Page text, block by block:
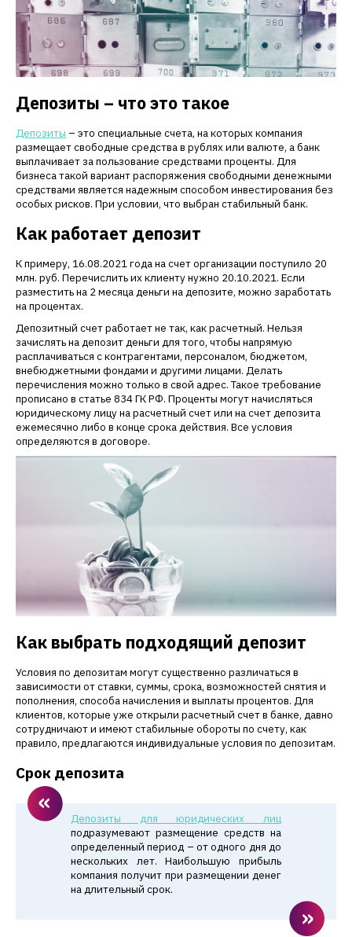
Депозиты – что это такое
Депозиты – это специальные счета, на которых компания
размещает свободные средства в рублях или валюте, а банк
выплачивает за пользование средствами проценты. Для
бизнеса такой вариант распоряжения свободными денежными
средствами является надежным способом инвестирования без
особых рисков. При условии, что выбран стабильный банк.
Как работает депозит
К примеру, 16.08.2021 года на счет организации поступило 20
млн. руб. Перечислить их клиенту нужно 20.10.2021. Если
разместить на 2 месяца деньги на депозите, можно заработать
на процентах.
Депозитный счет работает не так, как расчетный. Нельзя
зачислять на депозит деньги для того, чтобы напрямую
расплачиваться с контрагентами, персоналом, бюджетом,
внебюджетными фондами и другими лицами. Делать
перечисления можно только в свой адрес. Такое требование
прописано в статье 834 ГК РФ. Проценты могут начисляться
юридическому лицу на расчетный счет или на счет депозита
ежемесячно либо в конце срока действия. Все условия
определяются в договоре.
Как выбрать подходящий депозит
Условия по депозитам могут существенно различаться в
зависимости от ставки, суммы, срока, возможностей снятия и
пополнения, способа начисления и выплаты процентов. Для
клиентов, которые уже открыли расчетный счет в банке, давно
сотрудничают и имеют стабильные обороты по счету, как
правило, предлагаются индивидуальные условия по депозитам.
Срок депозита
Депозиты для юридических лиц
подразумевают размещение средств на
определенный период – от одного дня до
нескольких лет. Наибольшую прибыль
компания получит при размещении денег
на длительный срок.